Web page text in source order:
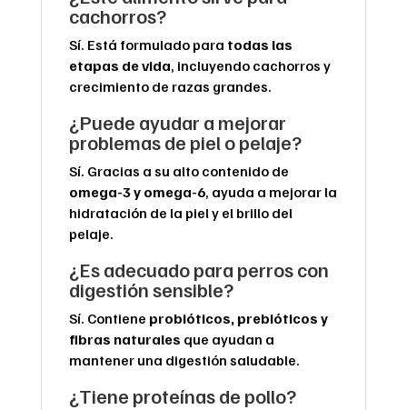
cachorros?
Sí. Está formulado para todas las
etapas de vida, incluyendo cachorros y
crecimiento de razas grandes.
¿Puede ayudar a mejorar
problemas de piel o pelaje?
Sí. Gracias a su alto contenido de
omega-3 y omega-6, ayuda a mejorar la
hidratación de la piel y el brillo del
pelaje.
¿Es adecuado para perros con
digestión sensible?
Sí. Contiene probióticos, prebióticos y
fibras naturales que ayudan a
mantener una digestión saludable.
¿Tiene proteínas de pollo?